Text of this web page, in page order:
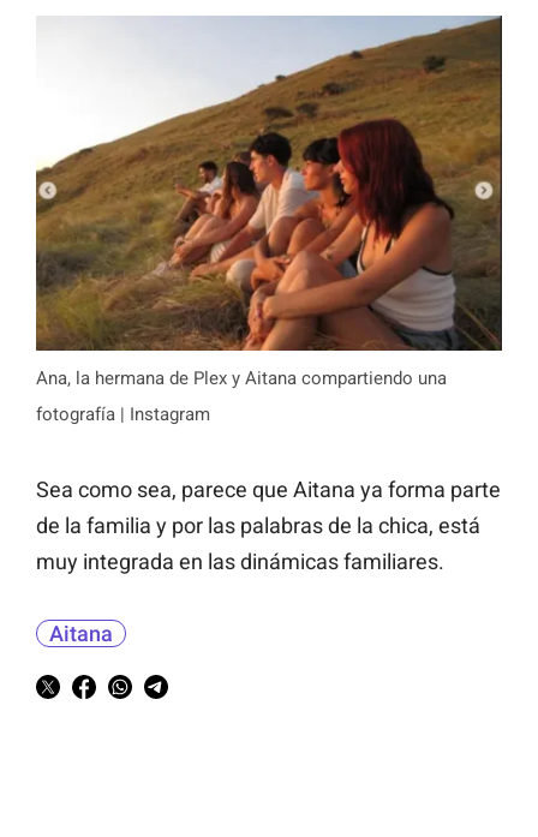
Ana, la hermana de Plex y Aitana compartiendo una
fotografía | Instagram
Sea como sea, parece que Aitana ya forma parte
de la familia y por las palabras de la chica, está
muy integrada en las dinámicas familiares.
Aitana